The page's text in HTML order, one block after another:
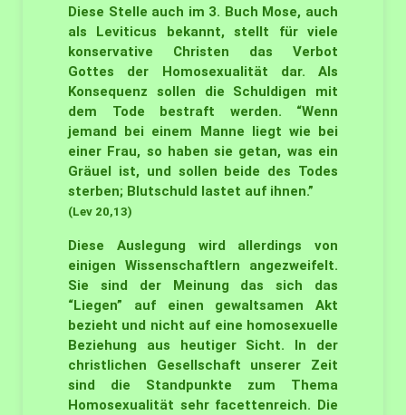
Diese Stelle auch im 3. Buch Mose, auch
als Leviticus bekannt, stellt für viele
konservative Christen das Verbot
Gottes der Homosexualität dar. Als
Konsequenz sollen die Schuldigen mit
dem Tode bestraft werden. “Wenn
jemand bei einem Manne liegt wie bei
einer Frau, so haben sie getan, was ein
Gräuel ist, und sollen beide des Todes
sterben; Blutschuld lastet auf ihnen.”
(Lev 20,13)
Diese Auslegung wird allerdings von
einigen Wissenschaftlern angezweifelt.
Sie sind der Meinung das sich das
“Liegen” auf einen gewaltsamen Akt
bezieht und nicht auf eine homosexuelle
Beziehung aus heutiger Sicht. In der
christlichen Gesellschaft unserer Zeit
sind die Standpunkte zum Thema
Homosexualität sehr facettenreich. Die